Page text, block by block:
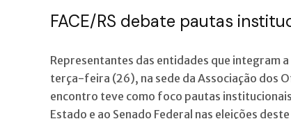
FACE/RS debate pautas
Representantes das entidades que integram
terça-feira (26), na sede da Associação dos
encontro teve como foco pautas
Estado e ao Senado Federal nas eleições